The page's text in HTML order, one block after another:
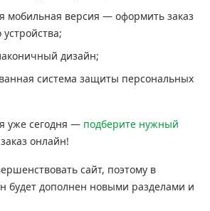
›
шпильки ›
мобильная версия — оформить заказ
дизайн;
система защиты персональных
уже сегодня — подберите нужный
онлайн!
сайт, поэтому в
будет дополнен новыми разделами и